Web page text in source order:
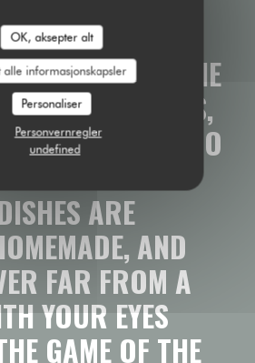
OK, aksepter alt
alle informasjonskapsler
Personaliser
Personvernregler
undefined
PARISIAN
CANLEANON
THE
GREAT
BEERS,
OR
INTO
ARE
AND
FAR FROM A
YOUR EYES
GAME OF THE